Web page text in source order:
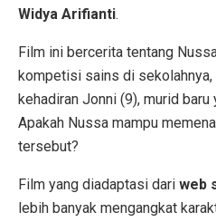
Widya Arifianti.
Film ini bercerita tentang
kompetisi sains di sekolahnya,
kehadiran Jonni (9), murid baru
Apakah Nussa mampu
tersebut?
Film yang diadaptasi dari web
lebih banyak mengangkat